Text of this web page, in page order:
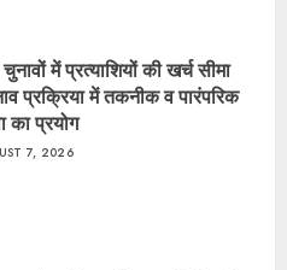
में प्रत्याशियों की खर्च सीमा
प्रक्रिया में तकनीक व पारंपरिक
का प्रयोग
7, 2026